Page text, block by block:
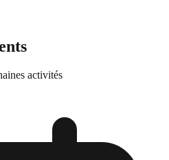
activités